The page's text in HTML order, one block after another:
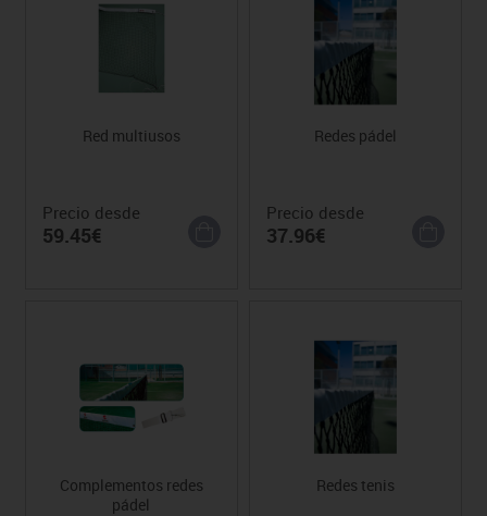
Red multiusos
Precio desde
59.45€
Redes pádel
Precio desde
37.96€
Complementos redes
pádel
Redes tenis